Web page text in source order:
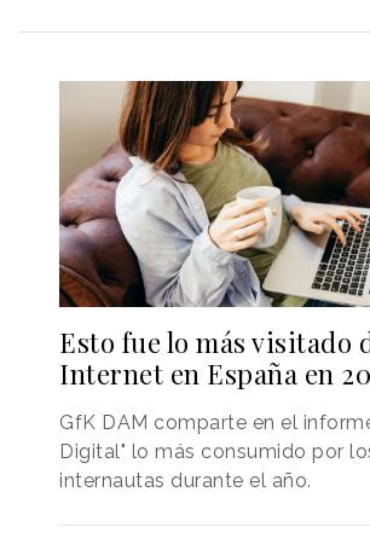
Esto fue lo más visitado
Internet en España en
GfK DAM comparte en el
Digital" lo más consumido por
internautas durante el año.